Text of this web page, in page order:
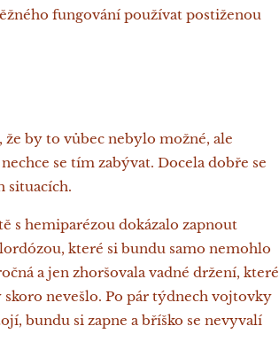
fungování používat postiženou
by to vůbec nebylo možné, ale
se tím zabývat. Docela dobře se
situacích.
s hemiparézou dokázalo zapnout
které si bundu samo nemohlo
a jen zhoršovala vadné držení, které
nevešlo. Po pár týdnech vojtovky
bundu si zapne a bříško se nevyvalí